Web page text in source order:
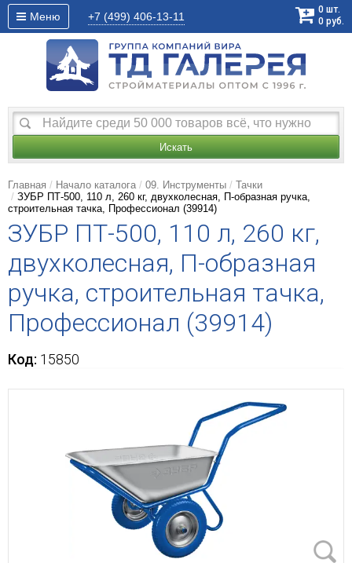
Меню +7 (499) 406-13-11
0 шт.
0 руб.
Искать
Главная Начало каталога 09. Инструменты
Тачки
ЗУБР ПТ-500, 110 л, 260 кг, двухколесная, П-образная ручка,
строительная тачка, Профессионал (39914)
ЗУБР ПТ-500, 110 л, 260 кг,
двухколесная, П-образная
ручка, строительная тачка,
Профессионал (39914)
Код: 15850